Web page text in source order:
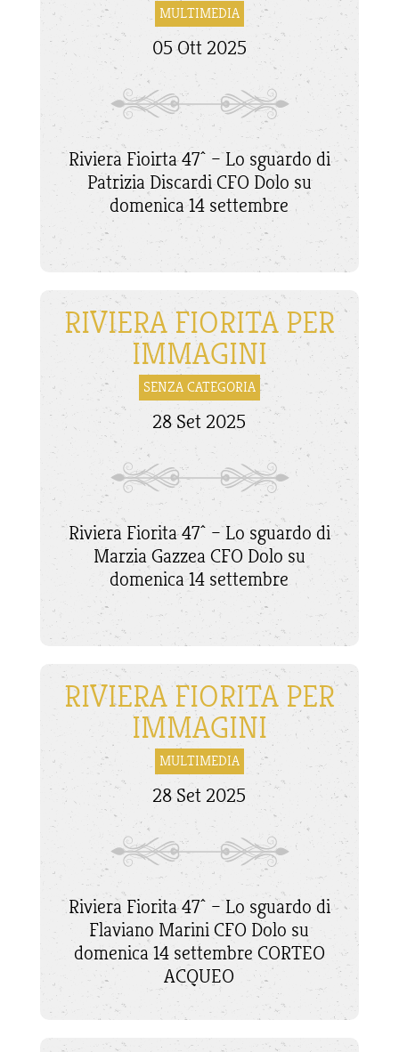
MULTIMEDIA
05 Ott 2025
Riviera Fioirta 47^ – Lo sguardo di
Patrizia Discardi CFO Dolo su
domenica 14 settembre
RIVIERA FIORITA PER
IMMAGINI
SENZA CATEGORIA
28 Set 2025
Riviera Fiorita 47^ – Lo sguardo di
Marzia Gazzea CFO Dolo su
domenica 14 settembre
RIVIERA FIORITA PER
IMMAGINI
MULTIMEDIA
28 Set 2025
Riviera Fiorita 47^ – Lo sguardo di
Flaviano Marini CFO Dolo su
domenica 14 settembre CORTEO
ACQUEO